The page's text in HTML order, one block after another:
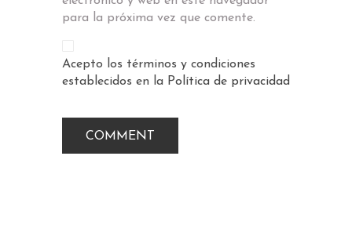
para la próxima vez que comente.
Acepto los términos y condiciones
establecidos en la Política de privacidad